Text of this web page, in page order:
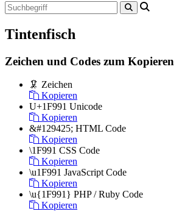
Tintenfisch
Zeichen und Codes zum Kopieren
🦑 Zeichen
Kopieren
U+1F991 Unicode
Kopieren
&#129425; HTML Code
Kopieren
\1F991 CSS Code
Kopieren
\u1F991 JavaScript Code
Kopieren
\u{1F991} PHP / Ruby Code
Kopieren